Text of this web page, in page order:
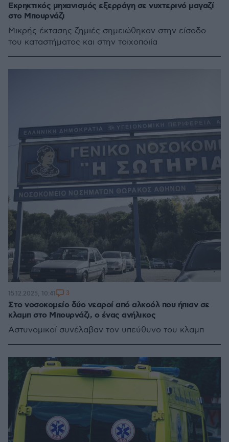
Εκρηκτικός μηχανισμός εξερράγη σε νυχτερινό μαγαζί
στο Μπουρνάζι
Μικρής έκτασης ζημιές σημειώθηκαν στην είσοδο
του καταστήματος και στην τοιχοποιία
Στο νοσοκομείο δύο νεαροί από αλκοόλ που ήπιαν σε
κλαμπ στο Μπουρνάζι, ο ένας ανήλικος
Αστυνομικοί συνέλαβαν τον υπεύθυνο του κλαμπ
15.12.2025, 10:41 3